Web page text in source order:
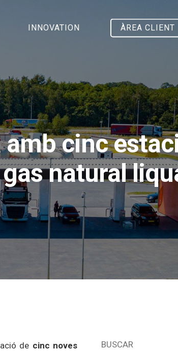
INNOVATION ÀREA CLIENT
cinc
natural
de cinc noves
BUSCAR